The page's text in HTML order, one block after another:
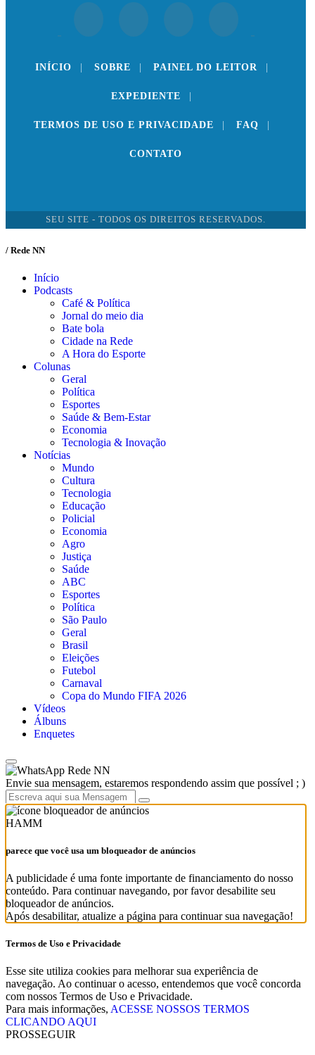
INÍCIO SOBRE PAINEL DO LEITOR
EXPEDIENTE
TERMOS DE USO E PRIVACIDADE FAQ
CONTATO
SEU SITE - TODOS OS DIREITOS RESERVADOS.
/ Rede NN
Início
Podcasts
Café & Política
Jornal do meio dia
Bate bola
Cidade na Rede
A Hora do Esporte
Colunas
Geral
Política
Esportes
Saúde & Bem-Estar
Economia
Tecnologia & Inovação
Notícias
Mundo
Cultura
Tecnologia
Educação
Policial
Economia
Agro
Justiça
Saúde
ABC
Esportes
Política
São Paulo
Geral
Brasil
Eleições
Futebol
Carnaval
Copa do Mundo FIFA 2026
Vídeos
Álbuns
Enquetes
Rede NN
Envie sua mensagem, estaremos respondendo assim que possível ; )
HAMM
parece que você usa um bloqueador de anúncios
A publicidade é uma fonte importante de financiamento do nosso
conteúdo. Para continuar navegando, por favor desabilite seu
bloqueador de anúncios.
Após desabilitar, atualize a página para continuar sua navegação!
Termos de Uso e Privacidade
Esse site utiliza cookies para melhorar sua experiência de
navegação. Ao continuar o acesso, entendemos que você concorda
com nossos Termos de Uso e Privacidade.
Para mais informações, ACESSE NOSSOS TERMOS
CLICANDO AQUI
PROSSEGUIR